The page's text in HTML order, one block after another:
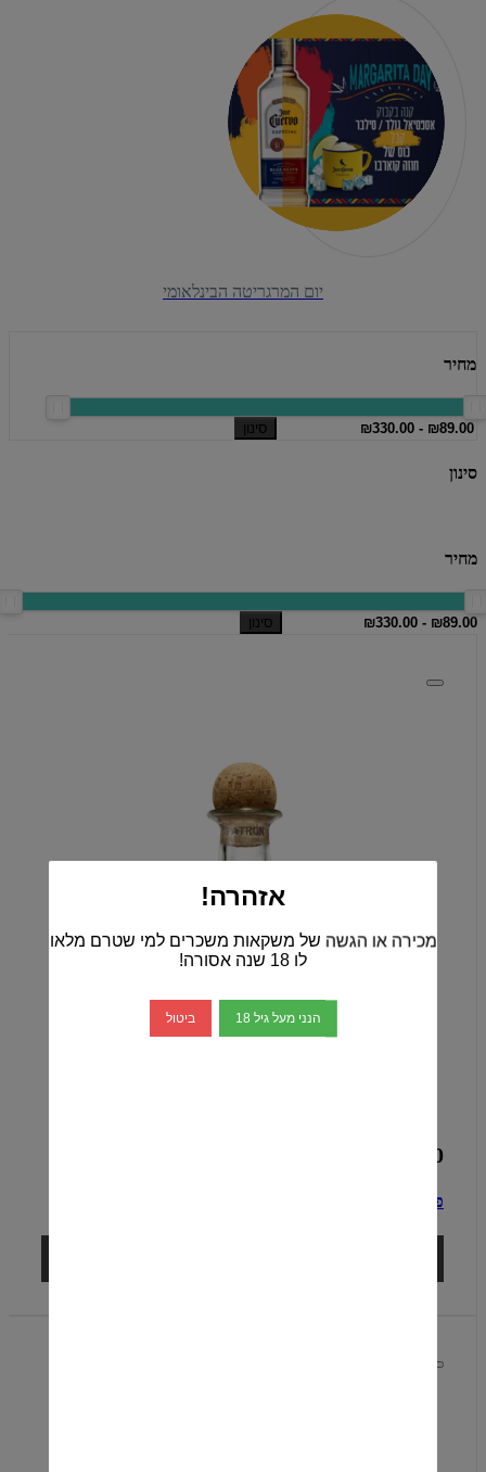
יום המרגריטה הבינלאומי
מחיר
סינון
סינון
מחיר
סינון
₪199.00
פטרון סילבר 700 מ"ל-Patrón Silver
אזהרה!
מכירה או הגשה של משקאות משכרים למי שטרם מלאו
לו 18 שנה אסורה!
הנני מעל גיל 18 ביטול